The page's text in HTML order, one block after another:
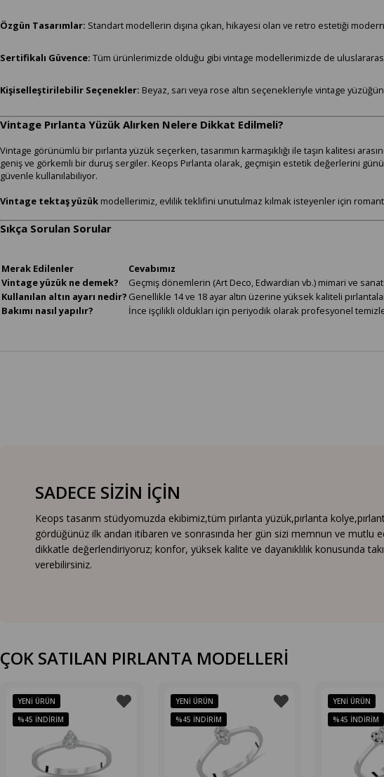
Özgün Tasarımlar: Standart modellerin dışına çıkan, hikayesi olan ve retro estetiği
Sertifikalı Güvence: Tüm ürünlerimizde olduğu gibi vintage modellerimizde de
Kişiselleştirilebilir Seçenekler: Beyaz, sarı veya rose altın seçenekleriyle vintage
Vintage Pırlanta Yüzük Alırken Nelere Dikkat Edilmeli?
Vintage görünümlü bir pırlanta yüzük seçerken, tasarımın karmaşıklığı ile taşın kalitesi
geniş ve görkemli bir duruş sergiler. Keops Pırlanta olarak, geçmişin estetik değerlerini
güvenle kullanılabiliyor.
Vintage tektaş yüzük modellerimiz, evlilik teklifini unutulmaz kılmak isteyenler için
Sıkça Sorulan Sorular
Merak Edilenler
Cevabımız
Vintage yüzük ne demek?
Geçmiş dönemlerin (Art Deco, Edwardian vb.) mimari ve
Kullanılan altın ayarı nedir? Genellikle 14 ve 18 ayar altın üzerine yüksek kaliteli
Bakımı nasıl yapılır?
İnce işçilikli oldukları için periyodik olarak profesyonel
SADECE SİZİN İÇİN
Keops tasarım stüdyomuzda ekibimiz,tüm pırlanta yüzük,pırlanta
gördüğünüz ilk andan itibaren ve sonrasında her gün sizi memnun ve mutlu
dikkatle değerlendiriyoruz; konfor, yüksek kalite ve dayanıklılık konusunda
verebilirsiniz.
ÇOK SATILAN PIRLANTA MODELLERİ
YENI ÜRÜN
%45 İNDIRIM
YENI ÜRÜN
%45 İNDIRIM
YENI ÜRÜN
%45 İNDIRIM